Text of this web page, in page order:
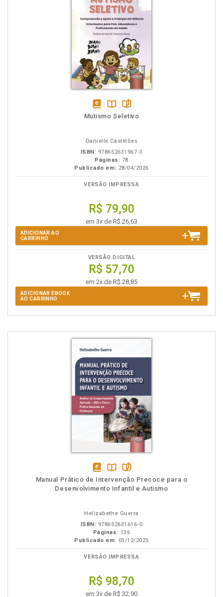
disponível
Disponível
páginas
Mutismo Seletivo
Danielle Castelões
ISBN: 978652631967-3
Páginas: 78
Publicado em: 28/04/2026
VERSÃO IMPRESSA
R$ 79,90
em 3x de R$ 26,63
ADICIONAR AO
CARRINHO
VERSÃO DIGITAL
R$ 57,70
em 2x de R$ 28,85
ADICIONAR EBOOK
AO CARRINHO
disponível
em
Disponível
na
páginas
Manual Prático de Intervenção Precoce para o
Desenvolvimento Infantil e Autismo
Helizabethe Guerra
ISBN: 978652631616-0
Páginas: 136
Publicado em: 03/12/2025
VERSÃO IMPRESSA
R$ 98,70
em 3x de R$ 32,90